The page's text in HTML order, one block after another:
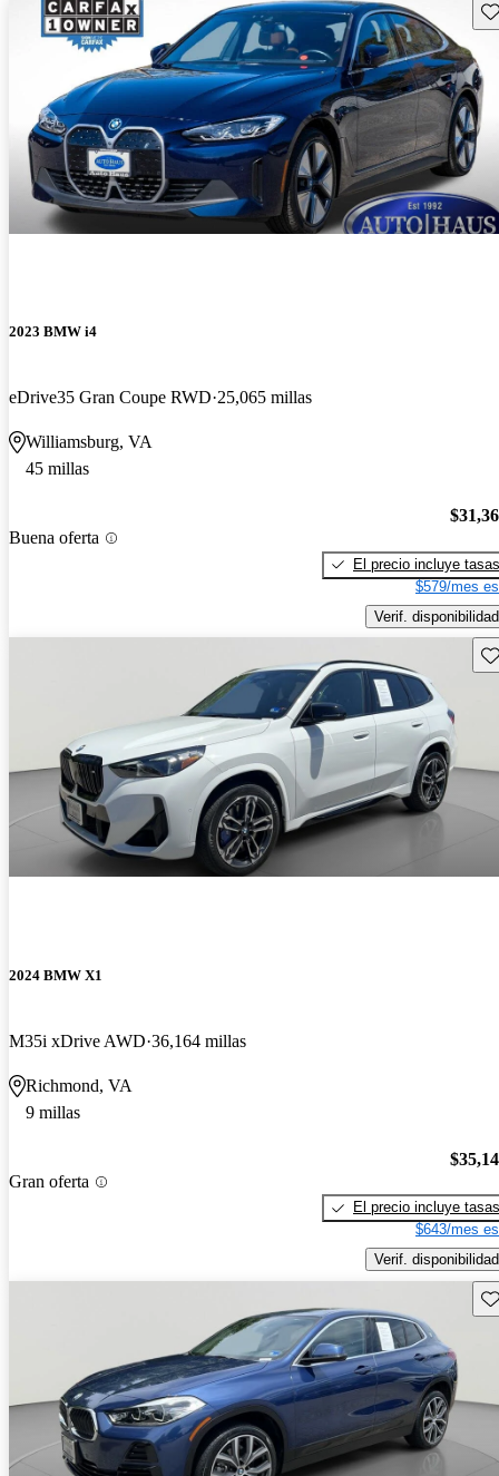
2023 BMW i4
eDrive35 Gran Coupe RWD 25,065 millas
Williamsburg, VA
45 millas
Buena oferta
El precio incluye tasas
$579/mes
Verif. disponibilidad
2024 BMW X1
M35i xDrive AWD 36,164 millas
Richmond, VA
9 millas
Gran oferta
El precio incluye tasas
$643/mes
Verif. disponibilidad